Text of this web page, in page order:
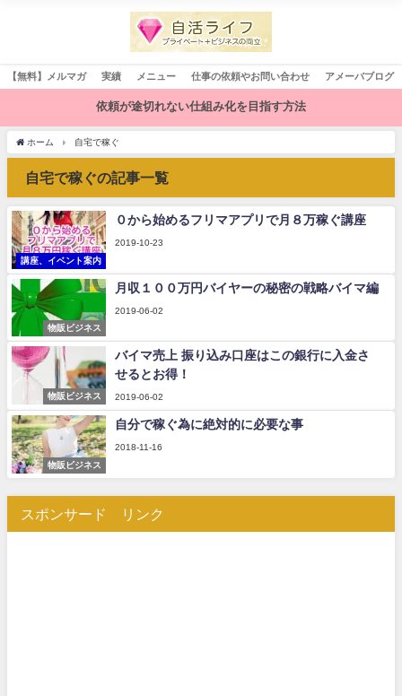
【無料】メルマガ 実績 メニュー 仕事の依頼やお問い合わせ アメーバブログ
依頼が途切れない仕組み化を目指す方法
ホーム 自宅で稼ぐ
自宅で稼ぐの記事一覧
講座、イベント案内
０から始めるフリマアプリで月８万稼ぐ講座
2019-10-23
物販ビジネス
月収１００万円バイヤーの秘密の戦略バイマ編
2019-06-02
物販ビジネス
バイマ売上 振り込み口座はこの銀行に入金さ
せるとお得！
2019-06-02
物販ビジネス
自分で稼ぐ為に絶対的に必要な事
2018-11-16
スポンサード リンク